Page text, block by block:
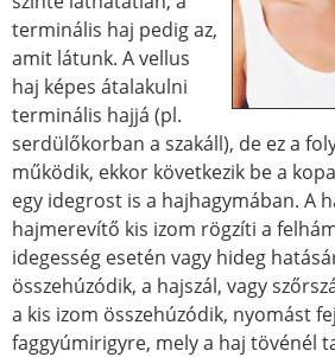
terminális haj pedig az,
amit látunk. A vellus
haj képes átalakulni
terminális hajjá (pl.
serdülőkorban a szakáll), de ez a
működik, ekkor következik be a
egy idegrost is a hajhagymában. A
hajmerevítő kis izom rögzíti a
idegesség esetén vagy hideg
összehúzódik, a hajszál, vagy
a kis izom összehúzódik, nyomást
faggyúmirigyre, mely a haj tövénél